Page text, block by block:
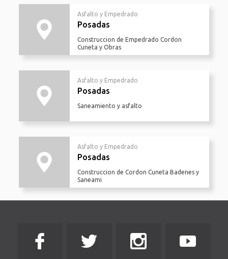
Asfalto y Empedrado
Posadas
Construccion de Empedrado Cordon
Cuneta y Obras
Asfalto y Empedrado
Posadas
Saneamiento y asfalto
Asfalto y Empedrado
Posadas
Construccion de Cordon Cuneta Badenes y
Saneami